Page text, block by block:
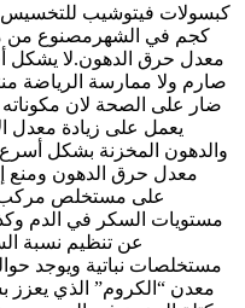
كجم في الشهرمصنوع من
معدل حرق الدهون.لا يشكل
صارم ولا ممارسة الرياضة
ضار على الصحة لان
يعمل على زيادة معدل
والدهون المخزنة بشكل
معدل حرق الدهون ومنع
على مستخلص مركب
مستويات السكر في الدم
عن تنظيم نسبة
مستخلصات نباتية ويوجد
معدن “الكروم” الذي يعزز